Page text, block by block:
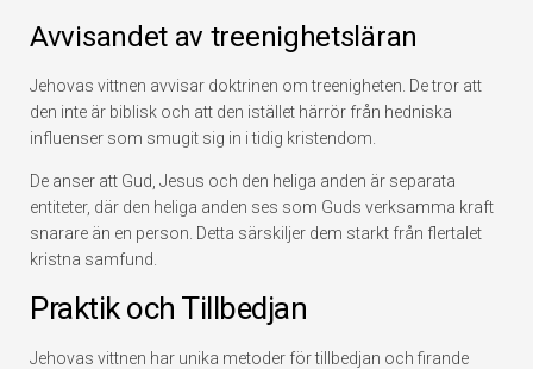
Avvisandet av treenighetsläran
Jehovas vittnen avvisar doktrinen om treenigheten. De tror att
den inte är biblisk och att den istället härrör från hedniska
influenser som smugit sig in i tidig kristendom.
De anser att Gud, Jesus och den heliga anden är separata
entiteter, där den heliga anden ses som Guds verksamma kraft
snarare än en person. Detta särskiljer dem starkt från flertalet
kristna samfund.
Praktik och Tillbedjan
Jehovas vittnen har unika metoder för tillbedjan och firande